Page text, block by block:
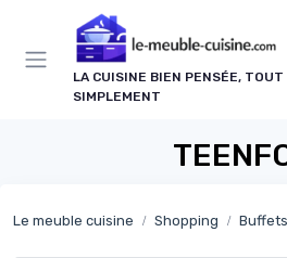
LA CUISINE BIEN PENSÉE, TOUT
SIMPLEMENT
Le meuble cuisine Shopping Buffets et
Panneau de gestion des cookies